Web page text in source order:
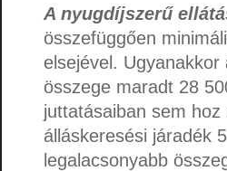
A nyugdíjszerű
összefüggően
elsejével.
összege maradt 28
juttatásaiban sem
álláskeresési járadék
legalacsonyabb